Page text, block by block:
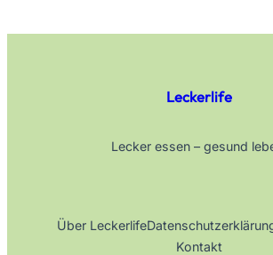
Leckerlife
Lecker essen – gesund
Über Leckerlife
Kontakt